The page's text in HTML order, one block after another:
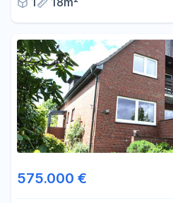
575.000 €